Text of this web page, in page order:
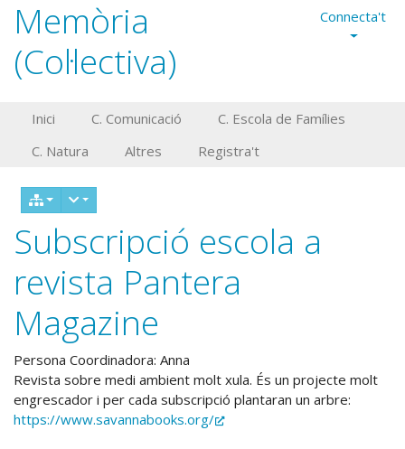
Memòria
(Col·lectiva)
Connecta't
Inici C. Comunicació
C. Escola de Famílies
C. Natura
Altres Registra't
Subscripció escola a
revista Pantera
Magazine
Persona Coordinadora: Anna
Revista sobre medi ambient molt xula. És un projecte molt
engrescador i per cada subscripció plantaran un arbre:
https://www.savannabooks.org/